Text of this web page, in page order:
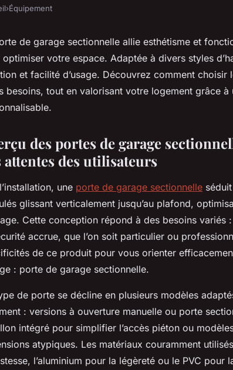
porte de garage
à votre
›Équipement
de garage sectionnelle allie esthétisme et
optimiser votre espace. Adaptée à divers styles
et facilité d’usage. Découvrez comment
besoins, tout en valorisant votre logement grâce à
des portes de garage
attentes des utilisateurs
une porte de garage sectionnelle
glissant verticalement jusqu’au plafond,
Cette conception répond à des besoins variés
accrue, que l’on soit particulier ou
de ce produit pour vous orienter
: porte de garage sectionnelle.
de porte se décline en plusieurs modèles
: versions à ouverture manuelle ou porte
intégré pour simplifier l’accès piéton ou
atypiques. Les matériaux couramment
l’aluminium pour la légèreté ou le PVC pour